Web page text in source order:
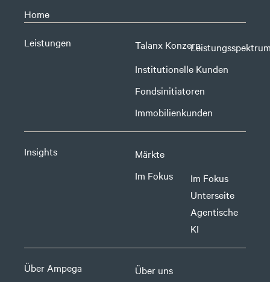
Home
Leistungen Talanx Konzern
Institutionelle Kunden
Fondsinitiatoren
Immobilienkunden
Insights
Märkte
Im Fokus
Im Fokus
Unterseite
Agentische
KI
Über Ampega
Über uns